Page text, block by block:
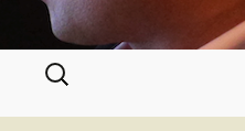
検
索: